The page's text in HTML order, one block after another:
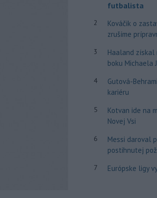
futbalista
2
Kováčik o
zrušíme
3
Haaland
boku Michaela
4
Gutová-
kariéru
5
Kotvan ide na
Novej Vsi
6
Messi daroval
postihnutej
7 Európske ligy